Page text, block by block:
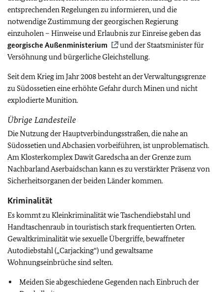
entsprechenden Regelungen zu informieren, und die
notwendige Zustimmung der georgischen Regierung
einzuholen – Hinweise und Erlaubnis zur Einreise geben das
georgische Außenministerium
und der Staatsminister für
Versöhnung und bürgerliche Gleichstellung.
Seit dem Krieg im Jahr 2008 besteht an der Verwaltungsgrenze
zu Südossetien eine erhöhte Gefahr durch Minen und nicht
explodierte Munition.
Übrige Landesteile
Die Nutzung der Hauptverbindungsstraßen, die nahe an
Südossetien und Abchasien vorbeiführen, ist unproblematisch.
Am Klosterkomplex Dawit Garedscha an der Grenze zum
Nachbarland Aserbaidschan kann es zu verstärkter Präsenz von
Sicherheitsorganen der beiden Länder kommen.
Kriminalität
Es kommt zu Kleinkriminalität wie Taschendiebstahl und
Handtaschenraub in touristisch stark frequentierten Orten.
Gewaltkriminalität wie sexuelle Übergriffe, bewaffneter
Autodiebstahl („Carjacking“) und gewaltsame
Wohnungseinbrüche sind selten.
Meiden Sie abgeschiedene Gegenden nach Einbruch der